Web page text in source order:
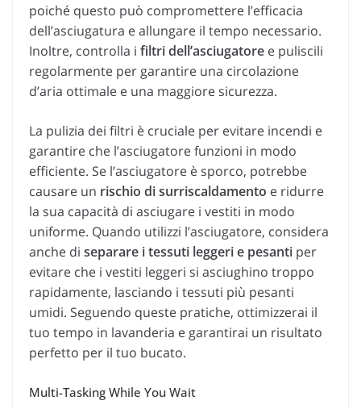
poiché questo può compromettere l’efficacia
dell’asciugatura e allungare il tempo necessario.
Inoltre, controlla i filtri dell’asciugatore e puliscili
regolarmente per garantire una circolazione
d’aria ottimale e una maggiore sicurezza.
La pulizia dei filtri è cruciale per evitare incendi e
garantire che l’asciugatore funzioni in modo
efficiente. Se l’asciugatore è sporco, potrebbe
causare un rischio di surriscaldamento e ridurre
la sua capacità di asciugare i vestiti in modo
uniforme. Quando utilizzi l’asciugatore, considera
anche di separare i tessuti leggeri e pesanti per
evitare che i vestiti leggeri si asciughino troppo
rapidamente, lasciando i tessuti più pesanti
umidi. Seguendo queste pratiche, ottimizzerai il
tuo tempo in lavanderia e garantirai un risultato
perfetto per il tuo bucato.
Multi-Tasking While You Wait